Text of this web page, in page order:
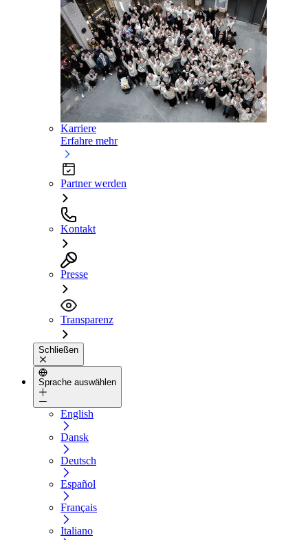
Karriere
Erfahre mehr
Partner werden
Kontakt
Presse
Transparenz
Schließen
Sprache auswählen
English
Dansk
Deutsch
Español
Français
Italiano